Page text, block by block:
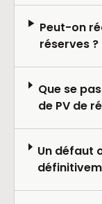
Peut-on
réserves ?
Que se
de PV de
Un défaut